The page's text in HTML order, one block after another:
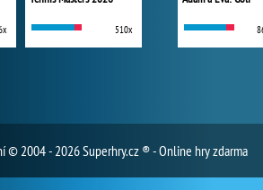
510x
© 2004 - 2026 Superhry.cz ® - Online hry zdarma